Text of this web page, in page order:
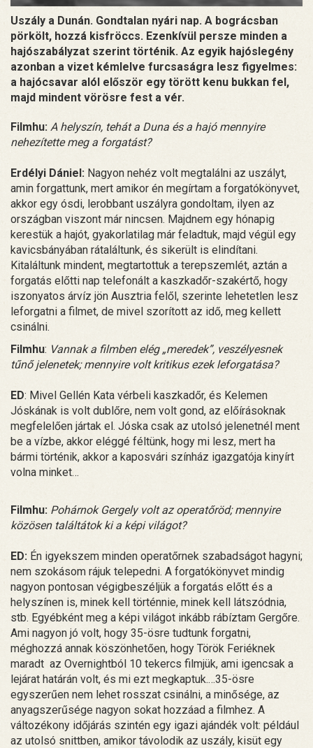
Uszály a Dunán. Gondtalan nyári nap. A bográcsban
pörkölt, hozzá kisfröccs. Ezenkívül persze minden a
hajószabályzat szerint történik. Az egyik hajóslegény
azonban a vizet kémlelve furcsaságra lesz figyelmes:
a hajócsavar alól először egy törött kenu bukkan fel,
majd mindent vörösre fest a vér.
Filmhu: A helyszín, tehát a Duna és a hajó mennyire
nehezítette meg a forgatást?
Erdélyi Dániel: Nagyon nehéz volt megtalálni az uszályt,
amin forgattunk, mert amikor én megírtam a forgatókönyvet,
akkor egy ósdi, lerobbant uszályra gondoltam, ilyen az
országban viszont már nincsen. Majdnem egy hónapig
kerestük a hajót, gyakorlatilag már feladtuk, majd végül egy
kavicsbányában rátaláltunk, és sikerült is elindítani.
Kitaláltunk mindent, megtartottuk a terepszemlét, aztán a
forgatás előtti nap telefonált a kaszkadőr-szakértő, hogy
iszonyatos árvíz jön Ausztria felől, szerinte lehetetlen lesz
leforgatni a filmet, de mivel szorított az idő, meg kellett
csinálni.
Filmhu: Vannak a filmben elég „meredek”, veszélyesnek
tűnő jelenetek; mennyire volt kritikus ezek leforgatása?
ED: Mivel Gellén Kata vérbeli kaszkadőr, és Kelemen
Jóskának is volt dublőre, nem volt gond, az előírásoknak
megfelelően jártak el. Jóska csak az utolsó jelenetnél ment
be a vízbe, akkor eléggé féltünk, hogy mi lesz, mert ha
bármi történik, akkor a kaposvári színház igazgatója kinyírt
volna minket…
Filmhu: Pohárnok Gergely volt az operatőröd; mennyire
közösen találtátok ki a képi világot?
ED: Én igyekszem minden operatőrnek szabadságot hagyni;
nem szokásom rájuk telepedni. A forgatókönyvet mindig
nagyon pontosan végigbeszéljük a forgatás előtt és a
helyszínen is, minek kell történnie, minek kell látszódnia,
stb. Egyébként meg a képi világot inkább rábíztam Gergőre.
Ami nagyon jó volt, hogy 35-ösre tudtunk forgatni,
méghozzá annak köszönhetően, hogy Török Feriéknek
maradt az Overnightból 10 tekercs filmjük, ami igencsak a
lejárat határán volt, és mi ezt megkaptuk.…35-ösre
egyszerűen nem lehet rosszat csinálni, a minősége, az
anyagszerűsége nagyon sokat hozzáad a filmhez. A
változékony időjárás szintén egy igazi ajándék volt: például
az utolsó snittben, amikor távolodik az uszály, kisüt egy